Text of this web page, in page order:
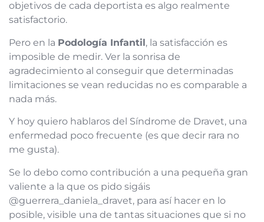
objetivos de cada deportista es algo realmente
satisfactorio.
Pero en la Podología Infantil, la satisfacción es
imposible de medir. Ver la sonrisa de
agradecimiento al conseguir que determinadas
limitaciones se vean reducidas no es comparable a
nada más.
Y hoy quiero hablaros del Síndrome de Dravet, una
enfermedad poco frecuente (es que decir rara no
me gusta).
Se lo debo como contribución a una pequeña gran
valiente a la que os pido sigáis
@guerrera_daniela_dravet, para así hacer en lo
posible, visible una de tantas situaciones que si no